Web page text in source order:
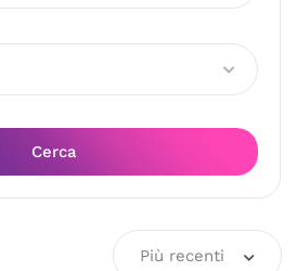
Cerca
Più recenti